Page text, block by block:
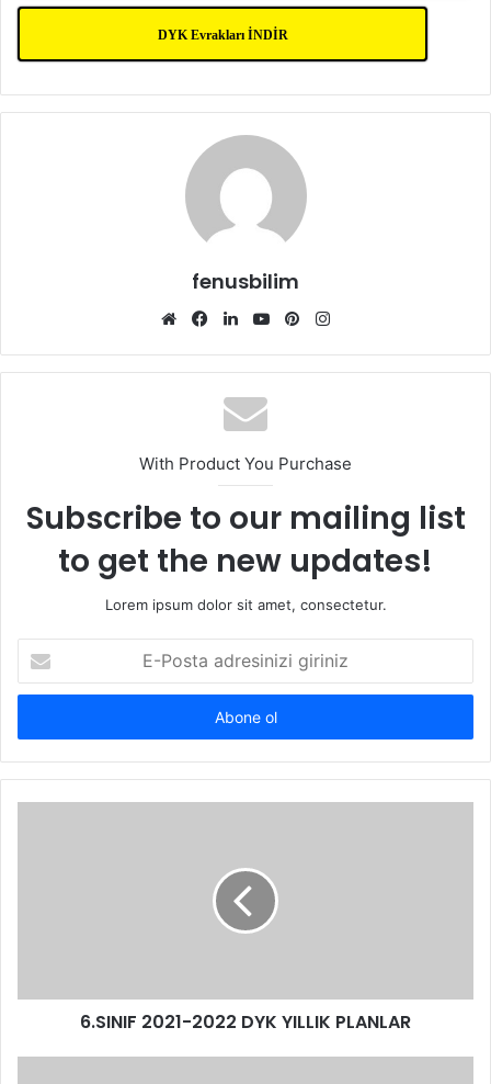
DYK Evrakları İNDİR
fenusbilim
Web
Facebook
LinkedInYouTubePinterest
With Product You Purchase
Subscribe to our mailing list
to get the new updates!
Lorem ipsum dolor sit amet, consectetur.
Posta
adresinizi
6.SINIF 2021-2022 DYK YILLIK PLANLAR